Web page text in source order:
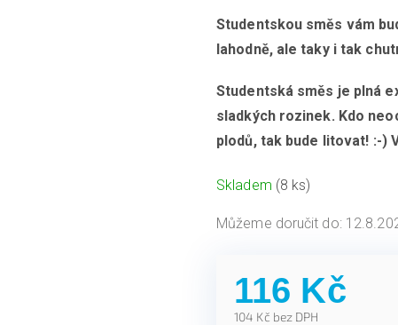
Studentskou směs vám
lahodně, ale taky i tak
Studentská směs je plná
sladkých rozinek. Kdo
plodů, tak bude litovat! :-)
Skladem (8 ks)
Můžeme doručit do:
116 Kč
104 Kč bez DPH